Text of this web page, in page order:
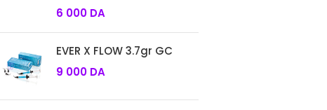
6 000 DA
EVER X FLOW 3.7gr GC
9 000 DA